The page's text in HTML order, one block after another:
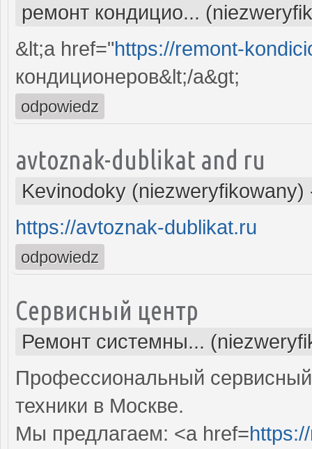
ремонт кондицио...
&lt;a href="https://remont-
кондиционеров&lt;/a&gt;
odpowiedz
avtoznak-dublikat and ru
Kevinodoky (niezweryfikowany)
https://avtoznak-dublikat.ru
odpowiedz
Сервисный центр
Ремонт системны...
Профессиональный
техники в Москве.
Мы предлагаем: <a href=